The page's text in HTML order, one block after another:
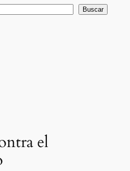
Buscar
el